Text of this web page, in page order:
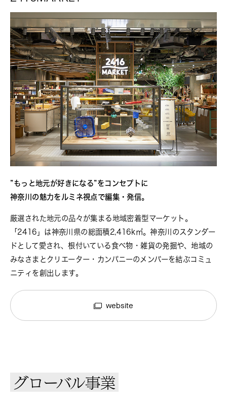
”もっと地元が好きになる”をコンセプトに
神奈川の魅力をルミネ視点で編集・発信。
厳選された地元の品々が集まる地域密着型マーケット。
「2416」は神奈川県の総面積2,416k㎡。神奈川のスタンダー
ドとして愛され、根付いている食べ物・雑貨の発掘や、地域の
みなさまとクリエーター・カンパニーのメンバーを結ぶコミュ
ニティを創出します。
website
グローバル事業